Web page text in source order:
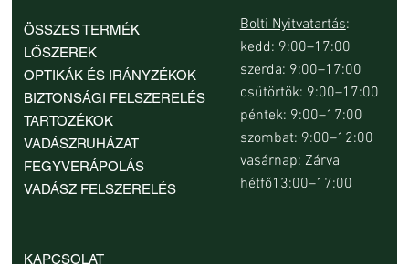
Rusan Picatinny sín Sauer 202 Standard
Rusan Picatinny sín Steyr SBS Classic
Rusan Picatinny sín Steyr Mannlicher
Rusan Picatinny sín Winchester XPR LA
Rusan Picatinny sín Zastava Mini Mauser
Rusan Picatinny sín Zastava M48
Hawke Match egy részes távcsőszerelék
ÖSSZES TERMÉK
LŐSZEREK
OPTIKÁK ÉS IRÁNYZÉKOK
BIZTONSÁGI FELSZERELÉS
TARTOZÉKOK
VADÁSZRUHÁZAT
FEGYVERÁPOLÁS
VADÁSZ FELSZERELÉS
KAPCSOLAT
Bolti Nyitvatartás:
kedd: 9:00–17:00
szerda: 9:00–17:00
csütörtök: 9:00–17:00
péntek: 9:00–17:00
szombat: 9:00–12:00
vasárnap: Zárva
hétfő13:00–17:00